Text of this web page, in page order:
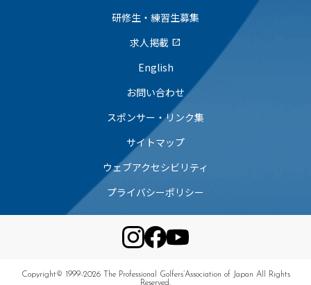
研修生・練習生募集
求人掲載 open_in_new
English
お問い合わせ
スポンサー・リンク集
サイトマップ
ウェブアクセシビリティ
プライバシーポリシー
Copyright© 1999-2026 The Professional Golfers’Association of Japan All Rights
Reserved.